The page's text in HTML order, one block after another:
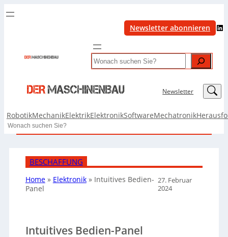
Newsletter abonnieren LinkedIn
Search
Newsletter LinkedIn
RobotikMechanikElektrikElektronikSoftwareMechatronik
Search
BESCHAFFUNG
Home» Elektronik» Intuitives Bedien-
Panel
27. Februar
2024
Intuitives Bedien-Panel